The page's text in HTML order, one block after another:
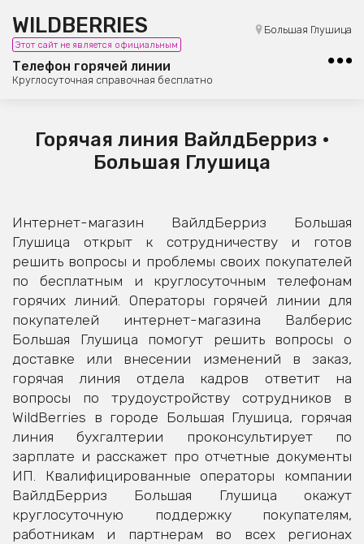
WILDBERRIES
Этот сайт не является официальным
Телефон горячей линии
Круглосуточная справочная бесплатно
Большая Глушица
8 (800) 101-42-23
Бесплатная юридическая консультация
Горячая линия ВайлдБерриз •
Большая Глушица
Интернет-магазин ВайлдБерриз Большая
Глушица открыт к сотрудничеству и готов
решить вопросы и проблемы своих покупателей
по бесплатным и круглосуточным телефонам
горячих линий. Операторы горячей линии для
покупателей интернет-магазина Валберис
Большая Глушица помогут решить вопросы о
доставке или внесении изменений в заказ,
горячая линия отдела кадров ответит на
вопросы по трудоустройству сотрудников в
WildBerries в городе Большая Глушица, горячая
линия бухгалтерии проконсультирует по
зарплате и расскажет про отчетные документы
ИП. Квалифицированные операторы компании
ВайлдБерриз Большая Глушица окажут
круглосуточную поддержку покупателям,
работникам и партнерам во всех регионах